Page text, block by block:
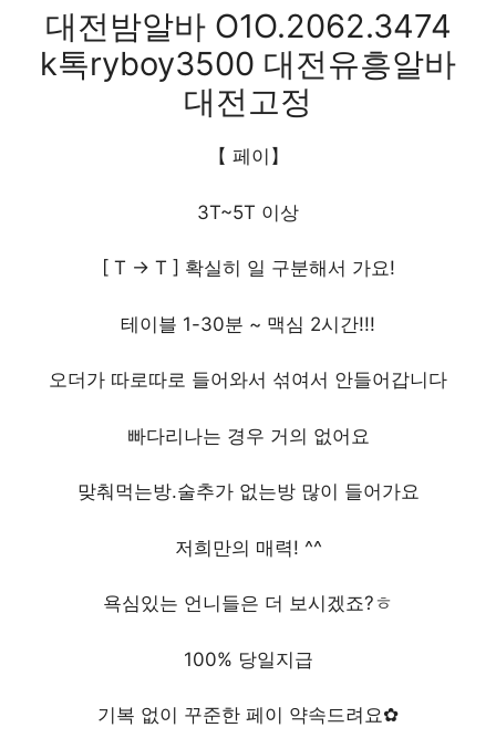
대전밤알바 O1O.2062.3474
k톡ryboy3500 대전유흥알바
대전고정
【 페이】
3T~5T 이상
[ T -> T ] 확실히 일 구분해서 가요!
테이블 1-30분 ~ 맥심 2시간!!!
오더가 따로따로 들어와서 섞여서 안들어갑니다
빠다리나는 경우 거의 없어요
맞춰먹는방.술추가 없는방 많이 들어가요
저희만의 매력! ^^
욕심있는 언니들은 더 보시겠죠?ㅎ
100% 당일지급
기복 없이 꾸준한 페이 약속드려요✿